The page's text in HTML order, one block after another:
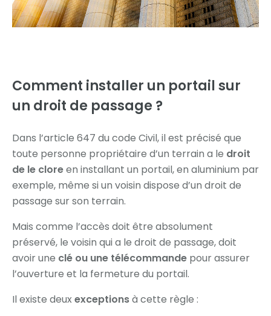
Comment installer un portail sur
un droit de passage ?
Dans l’article 647 du code Civil, il est précisé que
toute personne propriétaire d’un terrain a le droit
de le cloreen installant un portail, en aluminium par
exemple, même si un voisin dispose d’un droit de
passage sur son terrain.
Mais comme l’accès doit être absolument
préservé, le voisin qui a le droit de passage, doit
avoir une clé ou une télécommande pour assurer
l’ouverture et la fermeture du portail.
Il existe deuxexceptionsà cette règle :